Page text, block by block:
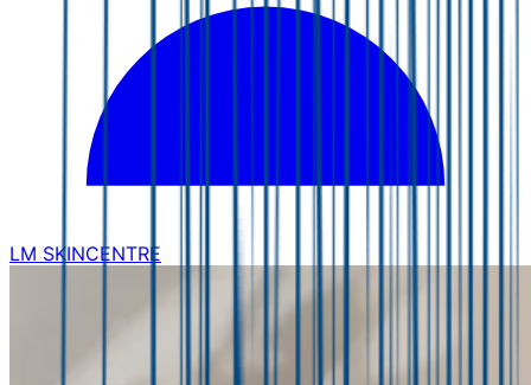
LM SKINCENTRE